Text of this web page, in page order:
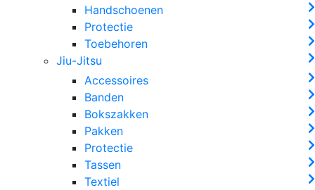
Handschoenen
Protectie
Toebehoren
Jiu-Jitsu
Accessoires
Banden
Bokszakken
Pakken
Protectie
Tassen
Textiel